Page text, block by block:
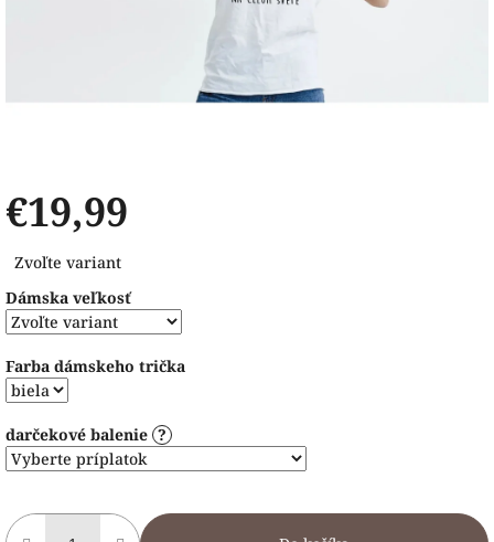
€19,99
cena:
Zvoľte variant
Dámska veľkosť
Farba dámskeho trička
darčekové balenie ?